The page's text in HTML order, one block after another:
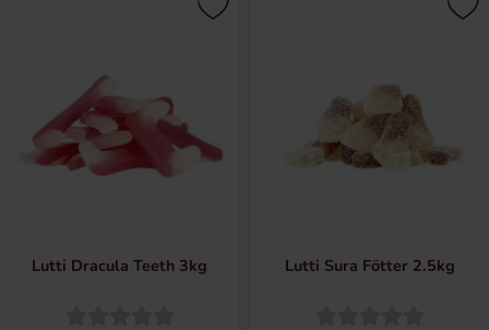
Lutti Dracula Teeth 3kg Lutti Sura Fötter 2.5kg